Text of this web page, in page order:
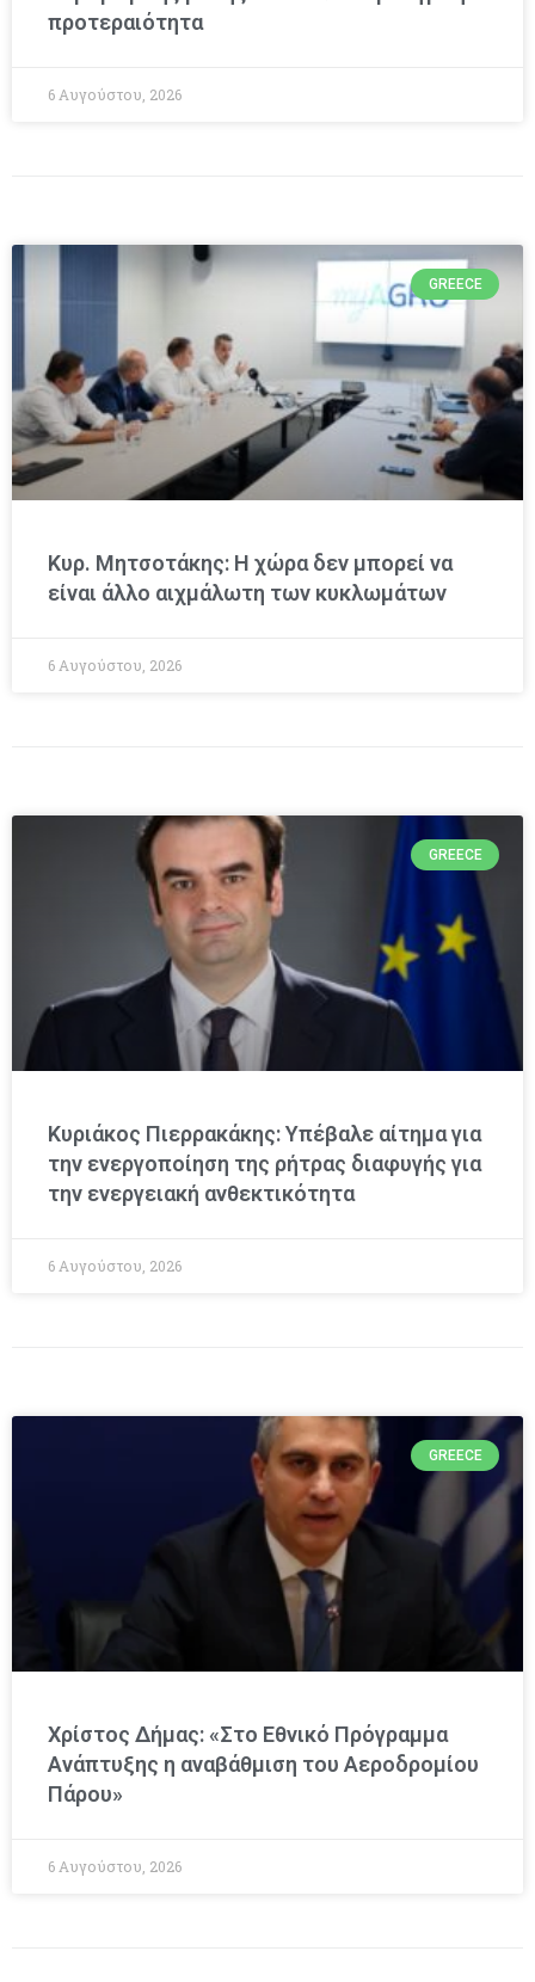
προτεραιότητα
6 Αυγούστου, 2026
GREECE
Κυρ. Μητσοτάκης: Η χώρα δεν μπορεί να
είναι άλλο αιχμάλωτη των κυκλωμάτων
6 Αυγούστου, 2026
GREECE
Κυριάκος Πιερρακάκης: Υπέβαλε αίτημα για
την ενεργοποίηση της ρήτρας διαφυγής για
την ενεργειακή ανθεκτικότητα
6 Αυγούστου, 2026
GREECE
Χρίστος Δήμας: «Στο Εθνικό Πρόγραμμα
Ανάπτυξης η αναβάθμιση του Αεροδρομίου
Πάρου»
6 Αυγούστου, 2026